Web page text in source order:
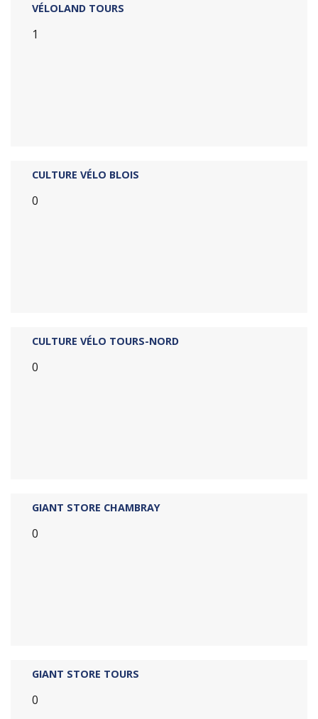
VÉLOLAND TOURS
1
CULTURE VÉLO BLOIS
0
CULTURE VÉLO TOURS-NORD
0
GIANT STORE CHAMBRAY
0
GIANT STORE TOURS
0